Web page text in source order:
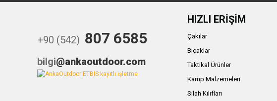
+90 (542) 807 6585
bilgi@ankaoutdoor.com
HIZLI ERİŞİM
Çakılar
Bıçaklar
Taktikal Ürünler
Kamp Malzemeleri
Silah Kılıfları